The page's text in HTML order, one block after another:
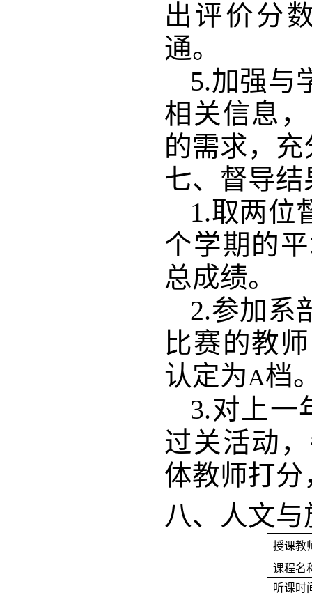
出评价分
通。
5.加强与
相关信息
的需求，
七、督导结
1.取两位
个学期的
总成绩。
2.参加系
比赛的教
认定为A档
3.对上一
过关活动
体教师打
八、人文
授课教
课程名
听课时